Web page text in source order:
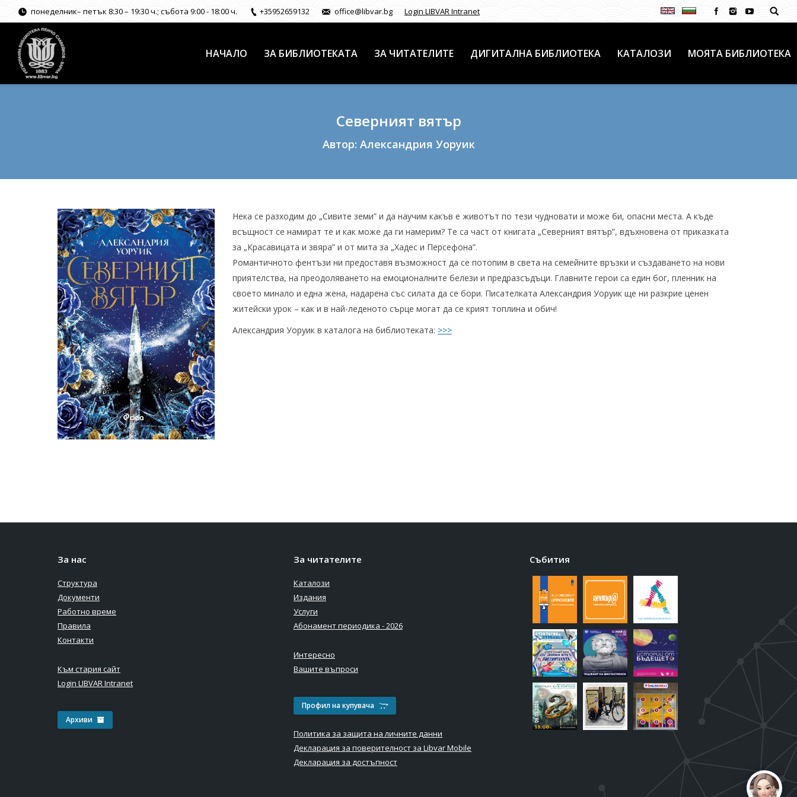
понеделник– петък 8:30 – 19:30 ч.; събота 9:00 - 18:00 ч. +35952659132 office@libvar.bg Login LIBVAR Intranet
НАЧАЛО ЗА БИБЛИОТЕКАТА ЗА ЧИТАТЕЛИТЕ ДИГИТАЛНА БИБЛИОТЕКА КАТАЛОЗИ МОЯТА БИБЛИОТЕКА
Северният вятър
Автор: Александрия Уоруик
Нека се разходим до „Сивите земи” и да научим какъв е животът по тези чудновати и може би, опасни места. А къде
всъщност се намират те и как може да ги намерим? Те са част от книгата „Северният вятър”, вдъхновена от приказката
за „Красавицата и звяра” и от мита за „Хадес и Персефона”.
Романтичното фентъзи ни предоставя възможност да се потопим в света на семейните връзки и създаването на нови
приятелства, на преодоляването на емоционалните белези и предразсъдъци. Главните герои са един бог, пленник на
своето минало и една жена, надарена със силата да се бори. Писателката Александрия Уоруик ще ни разкрие ценен
житейски урок – как и в най-леденото сърце могат да се крият топлина и обич!
Александрия Уоруик в каталога на библиотеката: >>>
За нас
Структура
Документи
Работно време
Правила
Контакти
Към стария сайт
Login LIBVAR Intranet
Архиви
За читателите
Каталози
Издания
Услуги
Абонамент периодика - 2026
Интересно
Вашите въпроси
Профил на купувача
Политика за защита на личните данни
Декларация за поверителност за Libvar Mobile
Декларация за достъпност
Събития